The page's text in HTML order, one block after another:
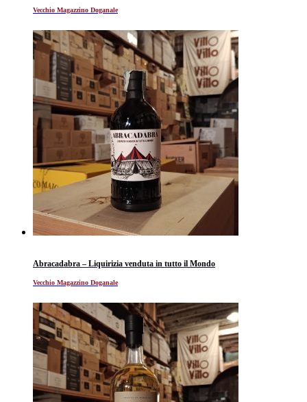
Vecchio Magazzino Doganale
Abracadabra – Liquirizia venduta in tutto il Mondo
Vecchio Magazzino Doganale